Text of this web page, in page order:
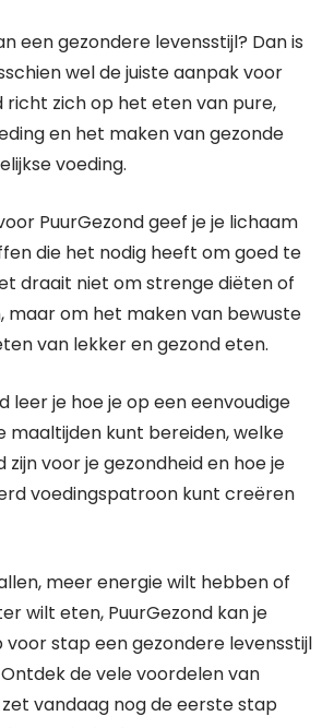
een gezondere levensstijl? Dan is
wel de juiste aanpak voor
richt zich op het eten van pure,
en het maken van gezonde
voeding.
PuurGezond geef je je lichaam
die het nodig heeft om goed te
draait niet om strenge diëten of
maar om het maken van bewuste
van lekker en gezond eten.
leer je hoe je op een eenvoudige
maaltijden kunt bereiden, welke
voor je gezondheid en hoe je
voedingspatroon kunt creëren
meer energie wilt hebben of
wilt eten, PuurGezond kan je
stap een gezondere levensstijl
de vele voordelen van
zet vandaag nog de eerste stap